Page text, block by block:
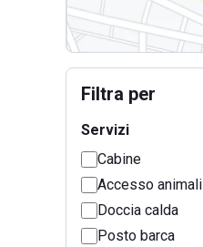
Filtra per
Servizi
Cabine
Accesso animali
Doccia calda
Posto barca